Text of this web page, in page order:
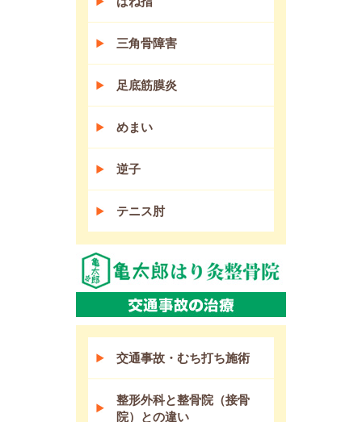
三角骨障害
足底筋膜炎
めまい
逆子
テニス肘
交通事故・むち打ち施術
整形外科と整骨院（接骨
院）との違い